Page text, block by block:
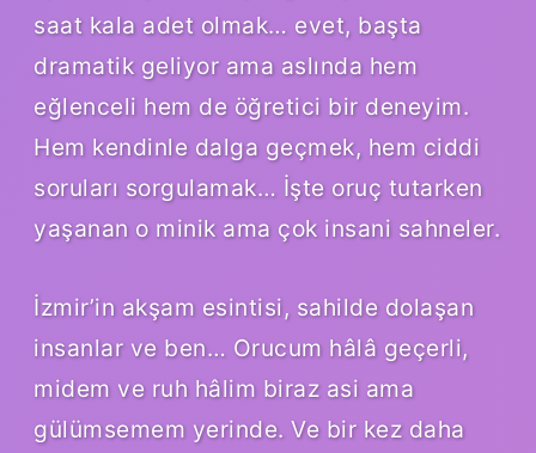
saat kala adet olmak… evet, başta
dramatik geliyor ama aslında hem
eğlenceli hem de öğretici bir deneyim.
Hem kendinle dalga geçmek, hem ciddi
soruları sorgulamak… İşte oruç tutarken
yaşanan o minik ama çok insani sahneler.
İzmir’in akşam esintisi, sahilde dolaşan
insanlar ve ben… Orucum hâlâ geçerli,
midem ve ruh hâlim biraz asi ama
gülümsemem yerinde. Ve bir kez daha